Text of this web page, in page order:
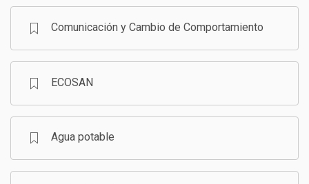
Comunicación y Cambio de Comportamiento
ECOSAN
Agua potable